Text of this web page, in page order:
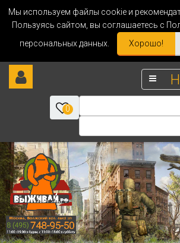
Мы используем файлы cookie и
Пользуясь сайтом, вы соглашаетесь с
персональных данных.
Хорошо!
0